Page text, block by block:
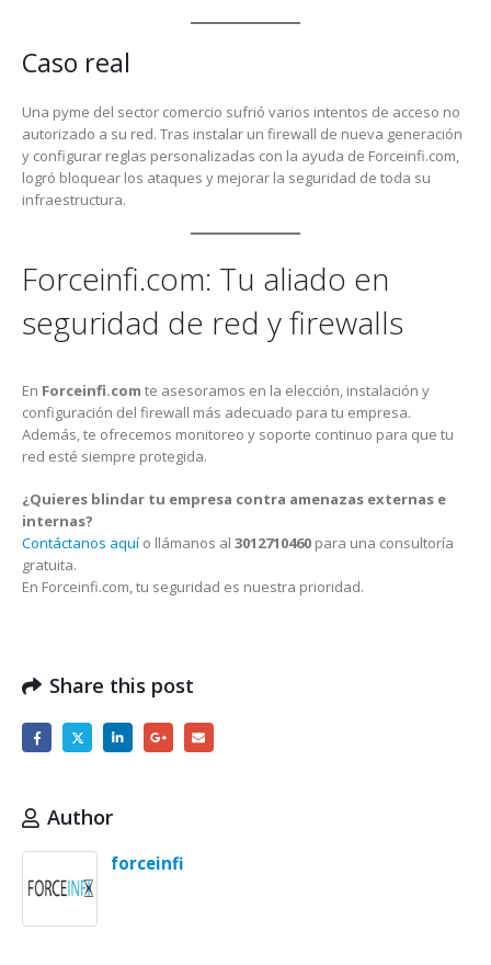
Caso real
Una pyme del sector comercio sufrió varios intentos de acceso no
autorizado a su red. Tras instalar un firewall de nueva generación
y configurar reglas personalizadas con la ayuda de Forceinfi.com,
logró bloquear los ataques y mejorar la seguridad de toda su
infraestructura.
Forceinfi.com: Tu aliado en
seguridad de red y firewalls
En Forceinfi.com te asesoramos en la elección, instalación y
configuración del firewall más adecuado para tu empresa.
Además, te ofrecemos monitoreo y soporte continuo para que tu
red esté siempre protegida.
¿Quieres blindar tu empresa contra amenazas externas e
internas?
Contáctanos aquí o llámanos al 3012710460 para una consultoría
gratuita.
En Forceinfi.com, tu seguridad es nuestra prioridad.
Share this post
Author
forceinfi